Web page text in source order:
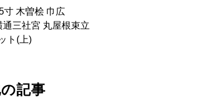
木曽桧 巾広
三社宮 丸屋根束立
ト(上)
記事